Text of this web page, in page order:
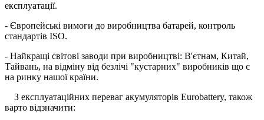
експлуатації.
- Європейські вимоги до виробництва батарей, контроль
стандартів ISO.
- Найкращі світові заводи при виробництві: В'єтнам, Китай,
Тайвань, на відміну від безлічі "кустарних" виробників що є
на ринку нашої країни.
З експлуатаційних переваг акумуляторів Eurobattery, також
варто відзначити: